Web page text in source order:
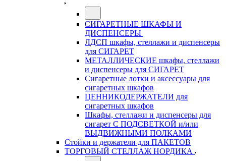
СИГАРЕТНЫЕ ШКАФЫ И
ДИСПЕНСЕРЫ
ЛДСП шкафы, стеллажи и диспенсеры
для СИГАРЕТ
МЕТАЛЛИЧЕСКИЕ шкафы, стеллажи
и диспенсеры для СИГАРЕТ
Сигаретные лотки и аксессуары для
сигаретных шкафов
ЦЕННИКОДЕРЖАТЕЛИ для
сигаретных шкафов
Шкафы, стеллажи и диспенсеры для
сигарет С ПОДСВЕТКОЙ и/или
ВЫДВИЖНЫМИ ПОЛКАМИ
Стойки и держатели для ПАКЕТОВ
ТОРГОВЫЙ СТЕЛЛАЖ НОРДИКА